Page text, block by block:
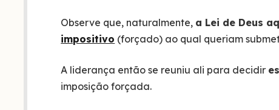
Observe que, naturalmente, a Lei de Deus
impositivo (forçado) ao qual queriam
A liderança então se reuniu ali para decidir
imposição forçada.